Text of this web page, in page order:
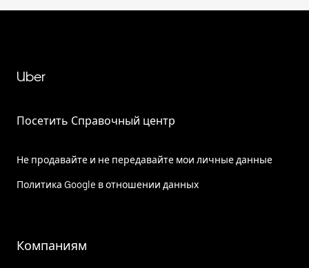
Uber
Посетить Справочный центр
Не продавайте и не передавайте мои личные данные
Политика Google в отношении данных
Компаниям